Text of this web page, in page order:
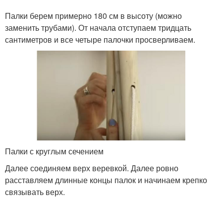
Палки берем примерно 180 см в высоту (можно
заменить трубами). От начала отступаем тридцать
сантиметров и все четыре палочки просверливаем.
Палки с круглым сечением
Далее соединяем верх веревкой. Далее ровно
расставляем длинные концы палок и начинаем крепко
связывать верх.